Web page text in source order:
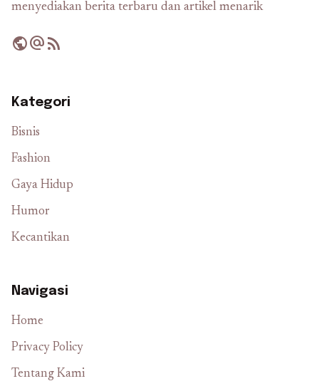
menyediakan berita terbaru dan artikel menarik
publicalternate_emailrss_feed
Kategori
Bisnis
Fashion
Gaya Hidup
Humor
Kecantikan
Navigasi
Home
Privacy Policy
Tentang Kami